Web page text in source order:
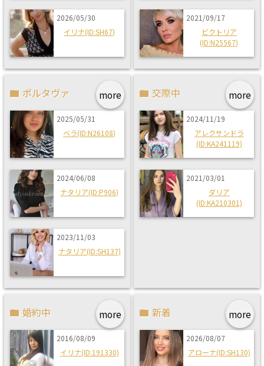
2026/05/30
イリナ(ID:SH67)
2021/09/17
ビクトリア
(ID:N25567)
more
ポルタヴァ
2025/05/31
ベラ(ID:N26108)
2024/06/08
ナタリア(ID:P906)
2023/11/03
ナタリア(ID:SH137)
more
交際中
2024/11/19
アレクサンドラ
(ID:KA241119)
2021/03/01
ダリア
(ID:KA210301)
more
婚約中
2016/08/09
イリナ(ID:191330)
more
新着
2026/08/07
アローナ(ID:SH130)